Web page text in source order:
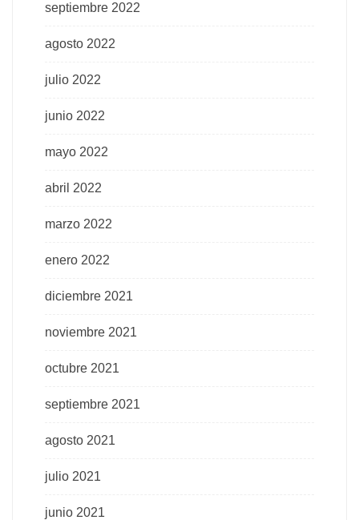
septiembre 2022
agosto 2022
julio 2022
junio 2022
mayo 2022
abril 2022
marzo 2022
enero 2022
diciembre 2021
noviembre 2021
octubre 2021
septiembre 2021
agosto 2021
julio 2021
junio 2021